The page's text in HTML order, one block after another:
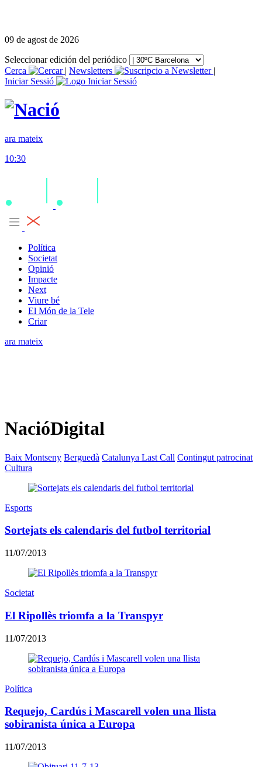
09 de agost de 2026
Seleccionar edición del periódico
Cerca
| Newsletters
|
Iniciar Sessió
ara mateix
10:30
Política
Societat
Opinió
Impacte
Next
Viure bé
El Món de la Tele
Criar
ara mateix
NacióDigital
Baix Montseny Berguedà Catalunya Last Call Contingut patrocinat
Cultura
Esports
Sortejats els calendaris del futbol territorial
11/07/2013
Societat
El Ripollès triomfa a la Transpyr
11/07/2013
Política
Requejo, Cardús i Mascarell volen una llista
sobiranista única a Europa
11/07/2013